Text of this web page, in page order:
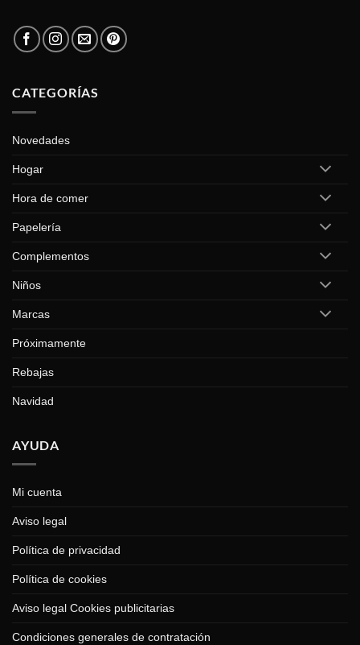
página
de
CATEGORÍAS
Novedades
Hogar
Hora de comer
Papelería
Complementos
Niños
Marcas
Próximamente
Rebajas
Navidad
AYUDA
Mi cuenta
Aviso legal
Política de privacidad
Política de cookies
Aviso legal Cookies publicitarias
Condiciones generales de contratación